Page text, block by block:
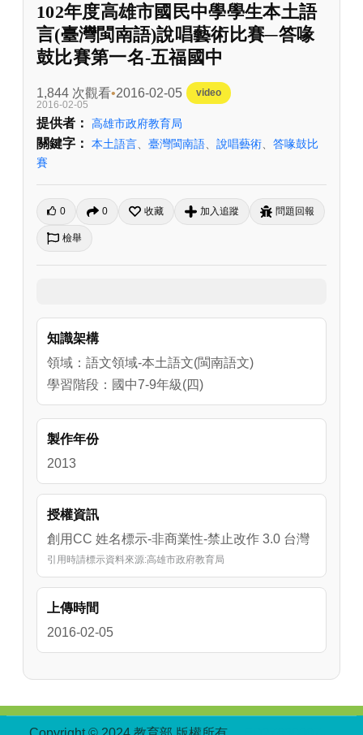
102年度高雄市國民中學學生本土語
言(臺灣閩南語)說唱藝術比賽─答喙
鼓比賽第一名-五福國中
1,844 次觀看 2016-02-05
video
2016-02-05
提供者： 高雄市政府教育局
關鍵字： 本土語言 臺灣閩南語 說唱藝術
答喙鼓比
賽
0 0 收藏 加入追蹤 問題回報
檢舉
知識架構
領域：語文領域-本土語文(閩南語文)
學習階段：國中7-9年級(四)
製作年份
2013
授權資訊
創用CC 姓名標示-非商業性-禁止改作 3.0 台灣
引用時請標示資料來源:高雄市政府教育局
上傳時間
2016-02-05